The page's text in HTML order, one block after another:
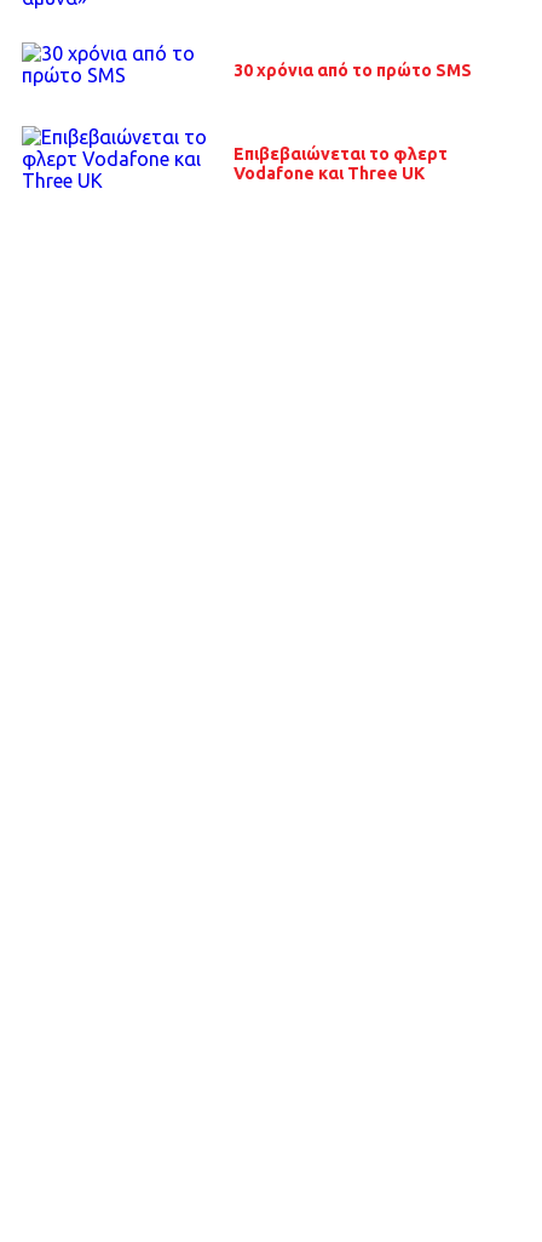
30 χρόνια από το πρώτο SMS
Επιβεβαιώνεται το φλερτ
Vodafone και Three UK